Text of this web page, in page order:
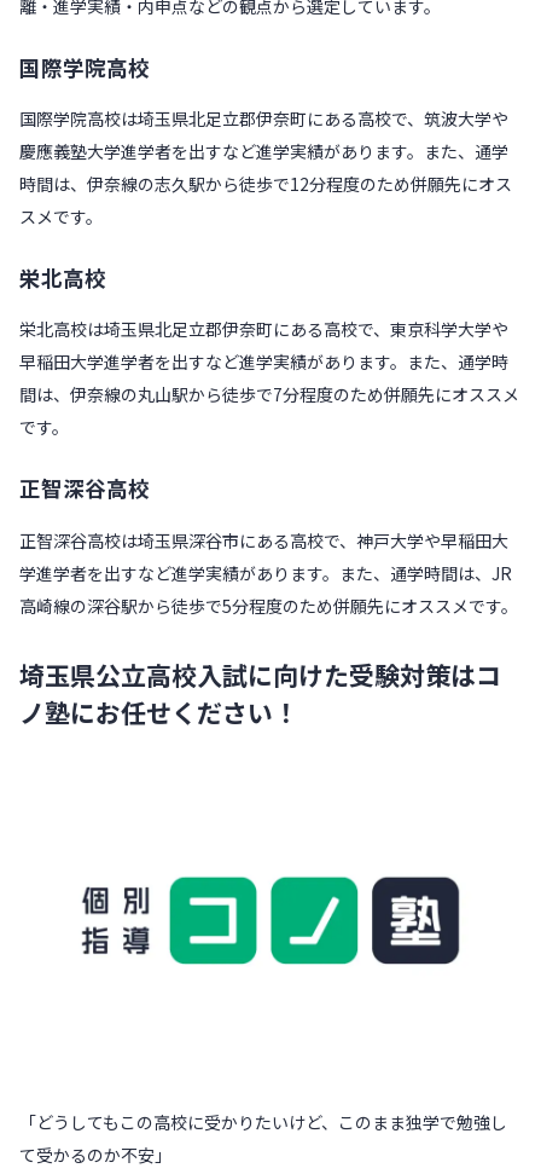
離・進学実績・内申点などの観点から選定しています。
国際学院高校
国際学院高校は埼玉県北足立郡伊奈町にある高校で、筑波大学や
慶應義塾大学進学者を出すなど進学実績があります。また、通学
時間は、伊奈線の志久駅から徒歩で12分程度のため併願先にオス
スメです。
栄北高校
栄北高校は埼玉県北足立郡伊奈町にある高校で、東京科学大学や
早稲田大学進学者を出すなど進学実績があります。また、通学時
間は、伊奈線の丸山駅から徒歩で7分程度のため併願先にオススメ
です。
正智深谷高校
正智深谷高校は埼玉県深谷市にある高校で、神戸大学や早稲田大
学進学者を出すなど進学実績があります。また、通学時間は、JR
高崎線の深谷駅から徒歩で5分程度のため併願先にオススメです。
埼玉県公立高校入試に向けた受験対策はコ
ノ塾にお任せください！
「どうしてもこの高校に受かりたいけど、このまま独学で勉強し
て受かるのか不安」